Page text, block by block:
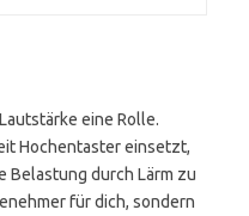
eine Rolle.
Hochentaster einsetzt,
Belastung durch Lärm zu
für dich, sondern